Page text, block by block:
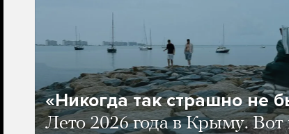
«Никогда так страшно не
Лето 2026 года в Крыму. Вот